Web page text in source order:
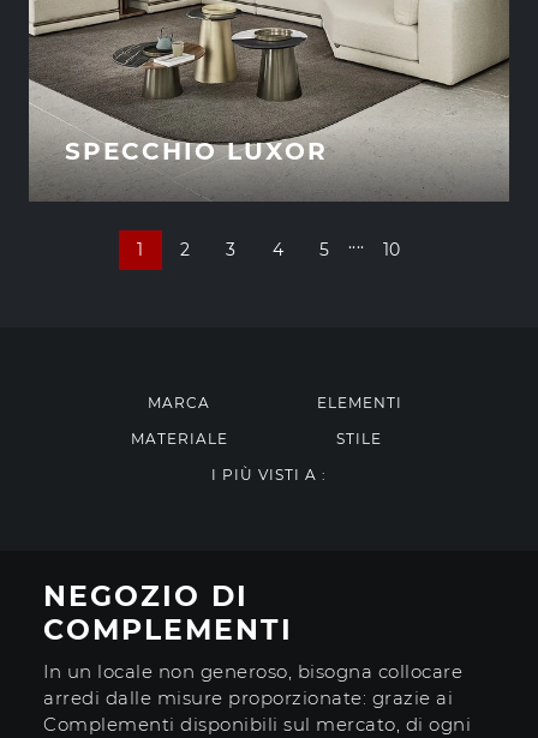
SPECCHIO LUXOR
1 2 3 4 5 .... 10
MARCA
ELEMENTI
MATERIALE
STILE
I PIÙ VISTI A :
NEGOZIO DI
COMPLEMENTI
In un locale non generoso, bisogna collocare
arredi dalle misure proporzionate: grazie ai
Complementi disponibili sul mercato, di ogni